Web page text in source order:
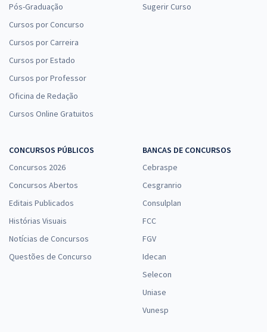
Pós-Graduação
Cursos por Concurso
Cursos por Carreira
Cursos por Estado
Cursos por Professor
Oficina de Redação
Cursos Online Gratuitos
Sugerir Curso
CONCURSOS PÚBLICOS
Concursos 2026
Concursos Abertos
Editais Publicados
Histórias Visuais
Notícias de Concursos
Questões de Concurso
BANCAS DE CONCURSOS
Cebraspe
Cesgranrio
Consulplan
FCC
FGV
Idecan
Selecon
Uniase
Vunesp